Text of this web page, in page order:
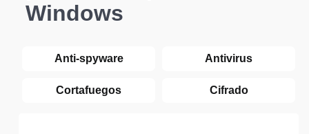
Windows
Anti-spyware Antivirus
Cortafuegos Cifrado